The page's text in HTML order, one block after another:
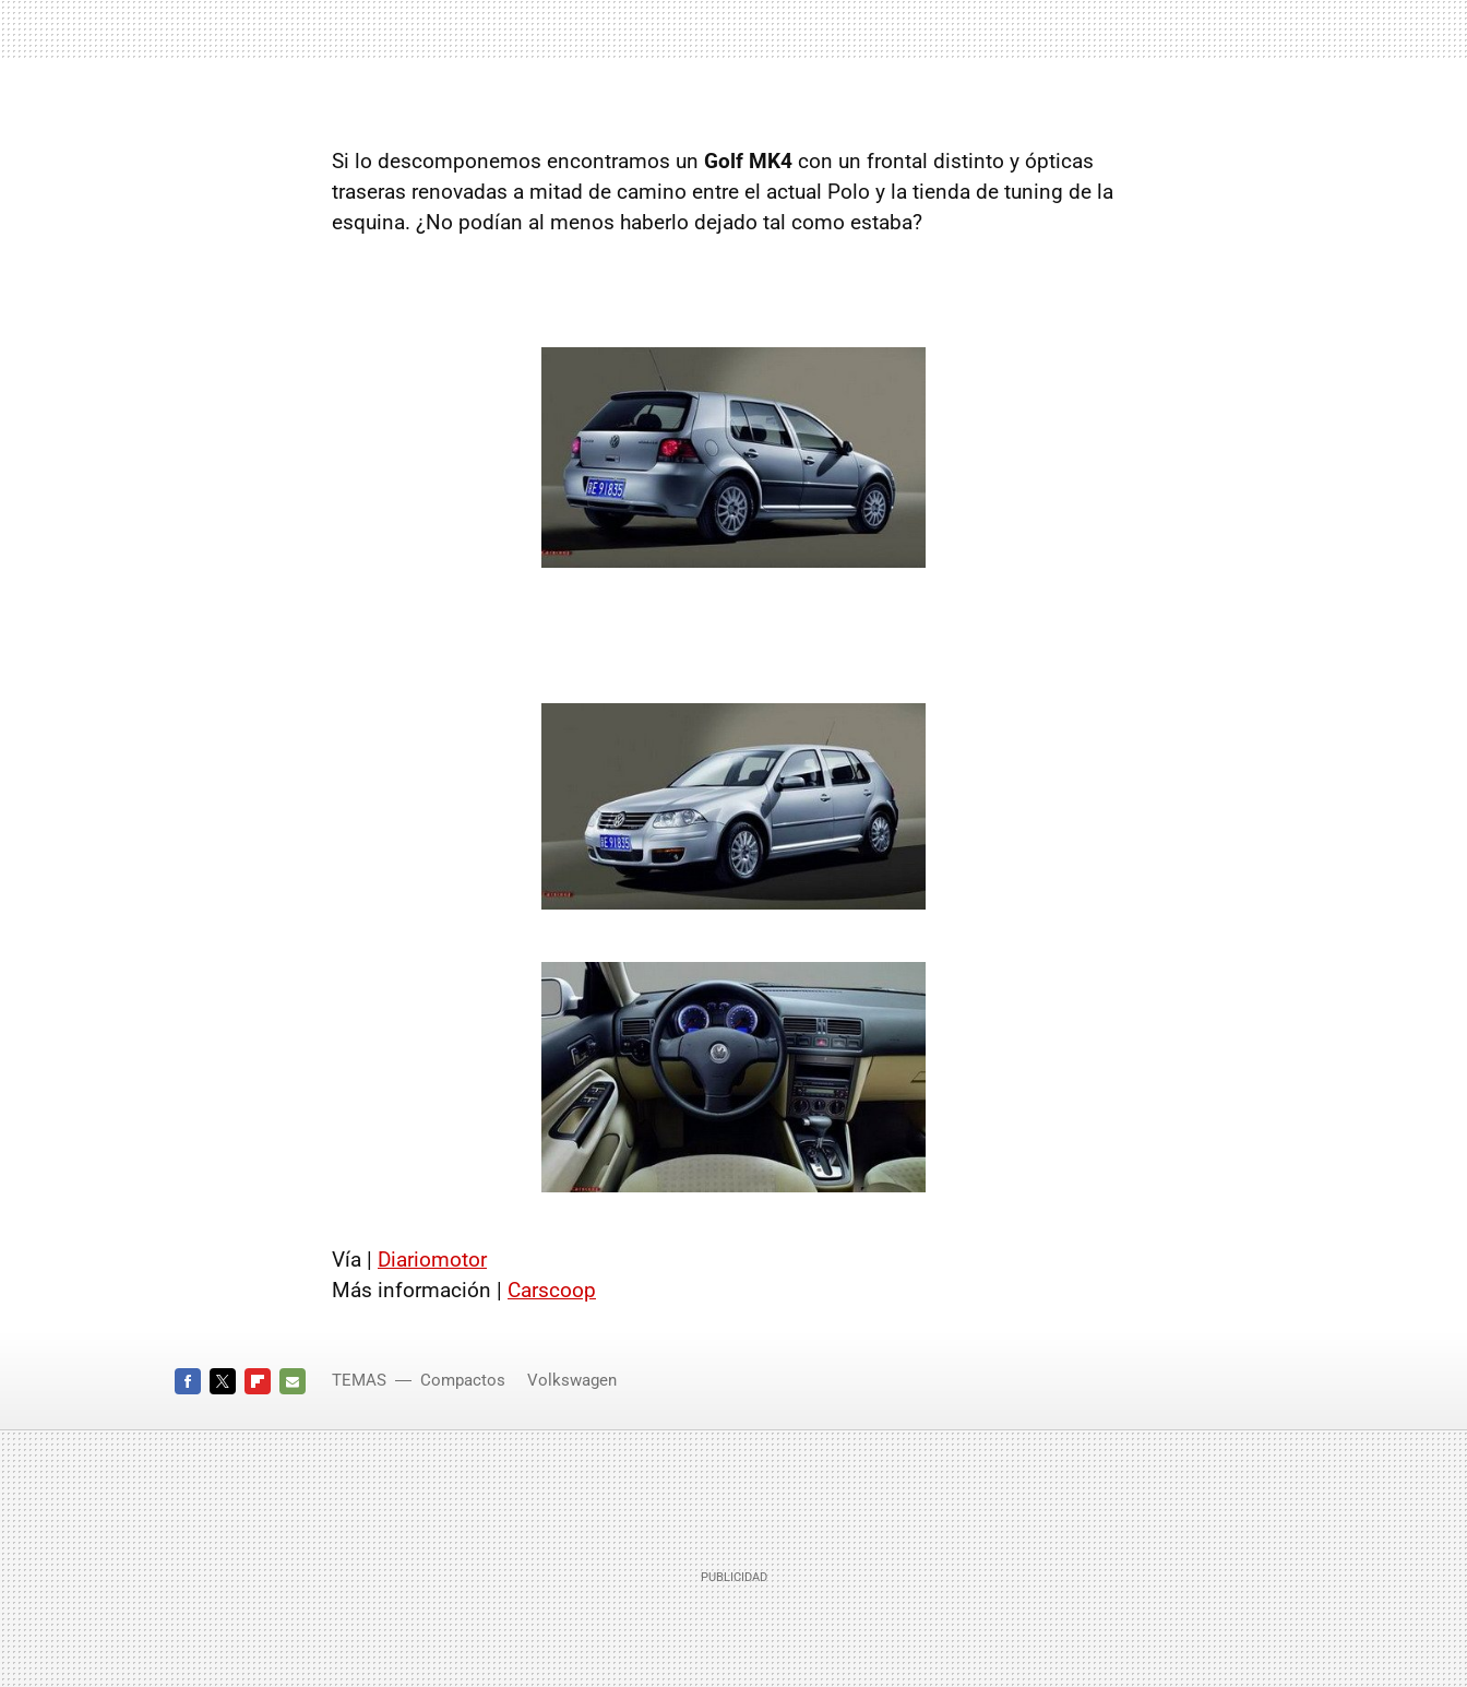
Si lo descomponemos encontramos un Golf MK4 con un frontal distinto y ópticas
traseras renovadas a mitad de camino entre el actual Polo y la tienda de tuning de la
esquina. ¿No podían al menos haberlo dejado tal como estaba?
Vía | Diariomotor
Más información | Carscoop
MAIL
TEMAS Compactos Volkswagen